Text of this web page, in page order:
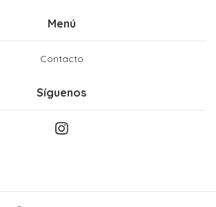
Menú
Contacto
Síguenos